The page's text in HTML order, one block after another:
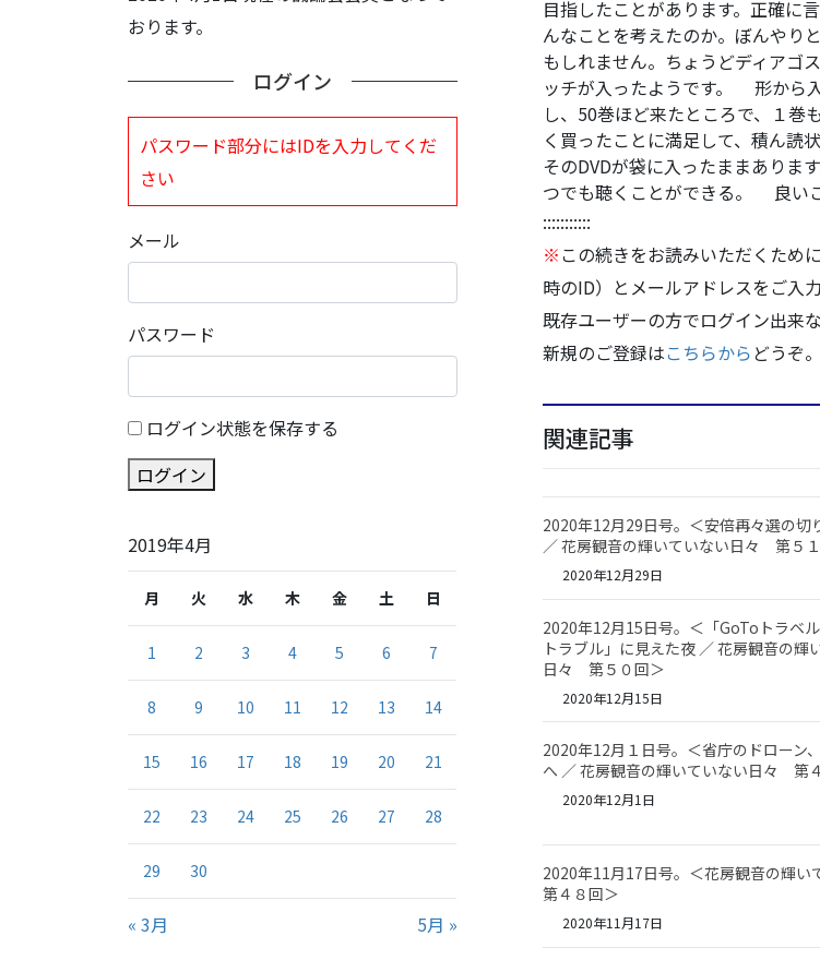
目指したことがあります。正確
んなことを考えたのか。ぼんやり
もしれません。ちょうどディアゴ
ッチが入ったようです。 形から
し、50巻ほど来たところで、１巻
く買ったことに満足して、積ん読
そのDVDが袋に入ったままありま
つでも聴くことができる。 良い
:::::::::::
※ この続きをお読みいただくため
時のID）とメールアドレスをご入
既存ユーザーの方でログイン出来
新規のご登録はこちらから どうぞ。
関連記事
2020年12月29日号。＜安倍再々選の切
／ 花房観音の輝いていない日々 第５
2020年12月29日
2020年12月15日号。＜「GoToトラベ
トラブル」に見えた夜 ／ 花房観音の輝
日々 第５０回＞
2020年12月15日
2020年12月１日号。＜省庁のドローン
へ ／ 花房観音の輝いていない日々 第
2020年12月1日
2020年11月17日号。＜花房観音の輝い
第４８回＞
2020年11月17日
おります。
ログイン
パスワード部分にはIDを入力してくだ
さい
メール
パスワード
ログイン状態を保存する
ログイン
2019年4月
月 火 水 木 金 土 日
1 2 3 4 5 6 7
8 9 10 11 12 13 14
15 16 17 18 19 20 21
22 23 24 25 26 27 28
29 30
« 3月 5月 »